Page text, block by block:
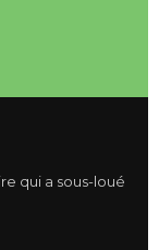
qui a sous-loué